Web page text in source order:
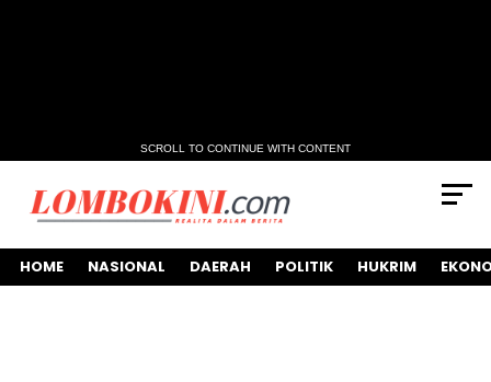
SCROLL TO CONTINUE WITH CONTENT
HOME NASIONAL DAERAH POLITIK HUKRIM